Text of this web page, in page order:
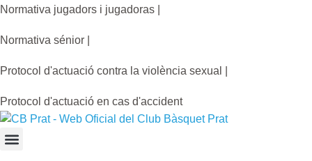
Normativa jugadors i jugadoras |
Normativa sénior |
Protocol d'actuació contra la violència sexual |
Protocol d'actuació en cas d'accident